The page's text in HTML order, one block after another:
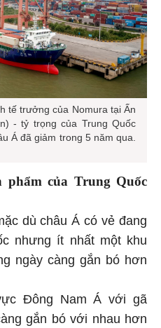
tế trưởng của Nomura tại Ấn
- tỷ trọng của Trung Quốc
Á đã giảm trong 5 năm qua.
của Trung Quốc
dù châu Á có vẻ đang
nhưng ít nhất một khu
ngày càng gắn bó hơn
Đông Nam Á với gã
gắn bó với nhau hơn